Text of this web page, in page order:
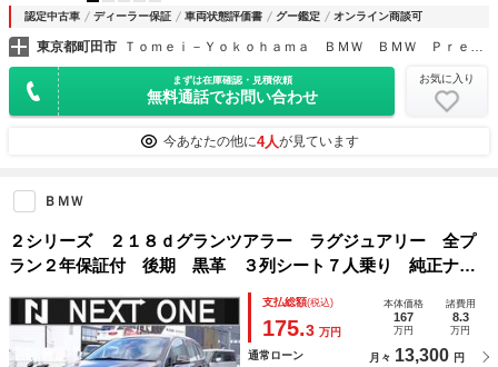
認定中古車 ディーラー保証 車両状態評価書 グー鑑定 オンライン商談可
東京都町田市 Ｔｏｍｅｉ－Ｙｏｋｏｈａｍａ ＢＭＷ ＢＭＷ Ｐｒｅｍｉｕｍ Ｓｅｌｅｃｔｉｏｎ 町田鶴川
まずは在庫確認・見積依頼
無料通話でお問い合わせ
お気に入り
今あなたの他に4人が見ています
ＢＭＷ
２シリーズ ２１８ｄグランツアラー ラグジュアリー 全プ
ラン２年保証付 後期 黒革 ３列シート７人乗り 純正ナビ
ＢカメラＤレコＥＴＣ アンビエントライト コンフォートア
クセス 衝突軽減 パワーバックドア パワーシート／ヒータ
ー ＬＥＤヘッドライト
支払総額(税込)
175.3 万円
本体価格
167
万円
諸費用
8.3
万円
通常ローン 月々 13,300 円